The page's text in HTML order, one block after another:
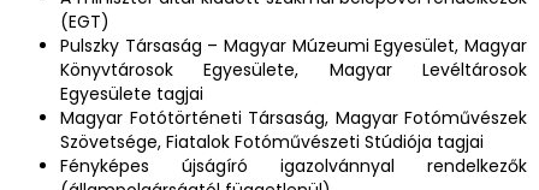
(EGT)
Pulszky Társaság – Magyar Múzeumi Egyesület, Magyar
Könyvtárosok Egyesülete, Magyar Levéltárosok
Egyesülete tagjai
Magyar Fotótörténeti Társaság, Magyar Fotóművészek
Szövetsége, Fiatalok Fotóművészeti Stúdiója tagjai
Fényképes újságíró igazolvánnyal rendelkezők